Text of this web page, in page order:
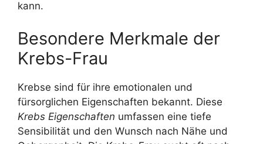
kann.
Besondere Merkmale der
Krebs-Frau
Krebse sind für ihre emotionalen und
fürsorglichen Eigenschaften bekannt. Diese
Krebs Eigenschaften umfassen eine tiefe
Sensibilität und den Wunsch nach Nähe und